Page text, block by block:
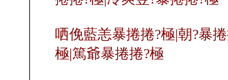
哂俛藍恙暴捲捲?極|朝?暴
極|篤爺暴捲捲?極